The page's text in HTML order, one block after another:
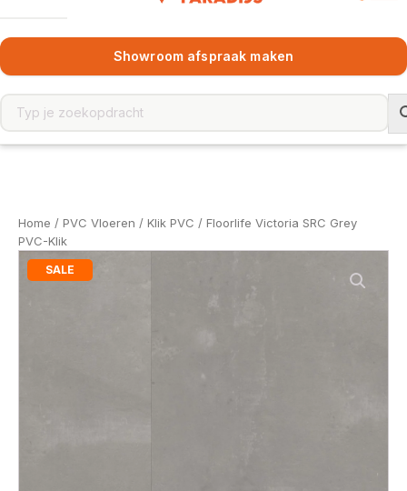
Showroom afspraak maken
Home / PVC Vloeren / Klik PVC / Floorlife Victoria SRC Grey
PVC-Klik
SALE